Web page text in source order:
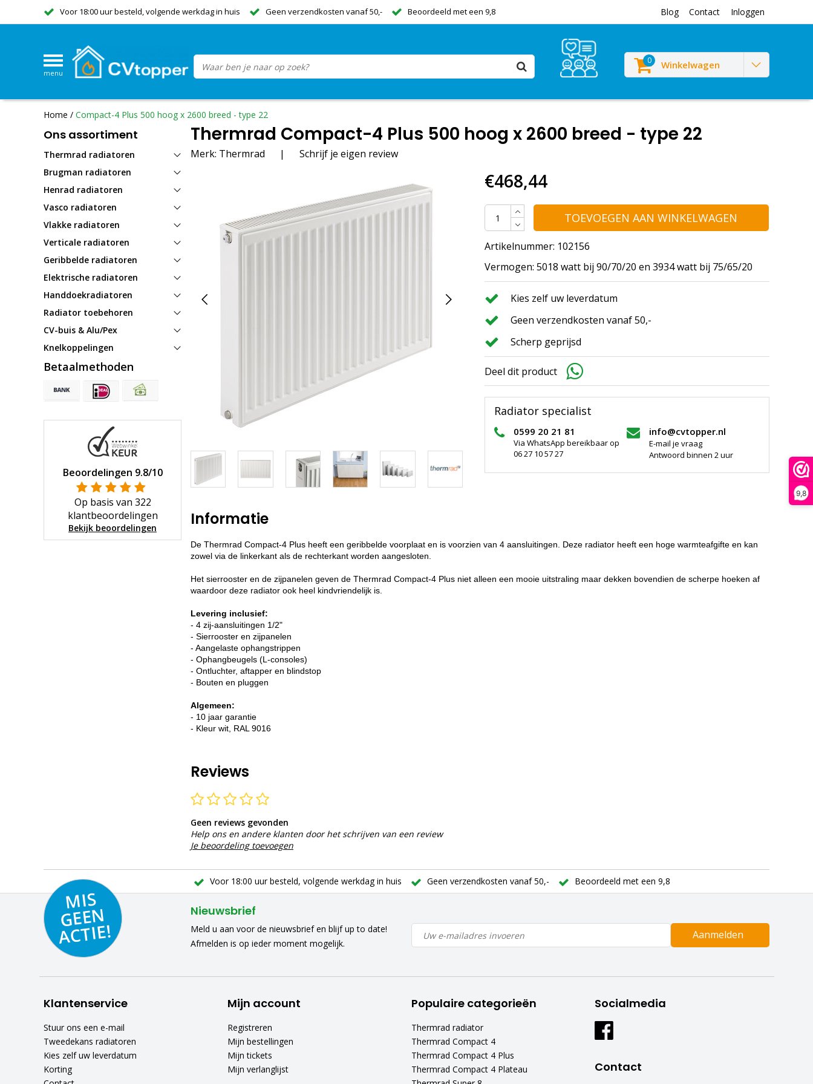
9,8
Voor 18:00 uur besteld, volgende werkdag in huis Geen verzendkosten vanaf 50,- Beoordeeld met een 9,8 Blog Contact Inloggen
menu
0 Winkelwagen
Home / Compact-4 Plus 500 hoog x 2600 breed - type 22
Ons assortiment
Thermrad radiatoren
Brugman radiatoren
Henrad radiatoren
Vasco radiatoren
Vlakke radiatoren
Verticale radiatoren
Geribbelde radiatoren
Elektrische radiatoren
Handdoekradiatoren
Radiator toebehoren
CV-buis & Alu/Pex
Knelkoppelingen
Betaalmethoden
Beoordelingen 9.8/10
Op basis van 322
klantbeoordelingen
Bekijk beoordelingen
Thermrad Compact-4 Plus 500 hoog x 2600 breed - type 22
Merk: Thermrad | Schrijf je eigen review
€468,44
TOEVOEGEN AAN WINKELWAGEN
Artikelnummer: 102156
Vermogen: 5018 watt bij 90/70/20 en 3934 watt bij 75/65/20
Kies zelf uw leverdatum
Geen verzendkosten vanaf 50,-
Scherp geprijsd
Deel dit product
Radiator specialist
0599 20 21 81
Via WhatsApp bereikbaar op
06 27 10 57 27
info@cvtopper.nl
E-mail je vraag
Antwoord binnen 2 uur
Informatie
De Thermrad Compact-4 Plus heeft een geribbelde voorplaat en is voorzien van 4 aansluitingen. Deze radiator heeft een hoge warmteafgifte en kan
zowel via de linkerkant als de rechterkant worden aangesloten.
Het sierrooster en de zijpanelen geven de Thermrad Compact-4 Plus niet alleen een mooie uitstraling maar dekken bovendien de scherpe hoeken af
waardoor deze radiator ook heel kindvriendelijk is.
Levering inclusief:
- 4 zij-aansluitingen 1/2"
- Sierrooster en zijpanelen
- Aangelaste ophangstrippen
- Ophangbeugels (L-consoles)
- Ontluchter, aftapper en blindstop
- Bouten en pluggen
Algemeen:
- 10 jaar garantie
- Kleur wit, RAL 9016
Reviews
Geen reviews gevonden
Help ons en andere klanten door het schrijven van een review
Je beoordeling toevoegen
Voor 18:00 uur besteld, volgende werkdag in huis Geen verzendkosten vanaf 50,- Beoordeeld met een 9,8
MIS
GEE
N
A
C
TIE!
Nieuwsbrief
Meld u aan voor de nieuwsbrief en blijf up to date!
Afmelden is op ieder moment mogelijk.
Aanmelden
Klantenservice
Stuur ons een e-mail
Tweedekans radiatoren
Kies zelf uw leverdatum
Korting
Mijn account
Registreren
Mijn bestellingen
Mijn tickets
Mijn verlanglijst
Populaire categorieën
Thermrad radiator
Thermrad Compact 4
Thermrad Compact 4 Plus
Thermrad Compact 4 Plateau
Socialmedia
Contact